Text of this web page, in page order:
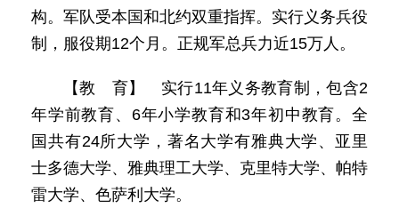
构。军队受本国和北约双重指挥。实行义务兵役
制，服役期12个月。正规军总兵力近15万人。
【教 育】 实行11年义务教育制，包含2
年学前教育、6年小学教育和3年初中教育。全
国共有24所大学，著名大学有雅典大学、亚里
士多德大学、雅典理工大学、克里特大学、帕特
雷大学、色萨利大学。